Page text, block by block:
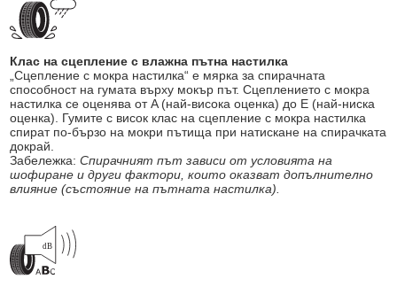
Клас на сцепление с влажна пътна настилка
„Сцепление с мокра настилка“ е мярка за спирачната
способност на гумата върху мокър път. Сцеплението с мокра
настилка се оценява от A (най-висока оценка) до E (най-ниска
оценка). Гумите с висок клас на сцепление с мокра настилка
спират по-бързо на мокри пътища при натискане на спирачката
докрай.
Забележка:Спирачният път зависи от условията на
шофиране и други фактори, които оказват допълнително
влияние (състояние на пътната настилка).